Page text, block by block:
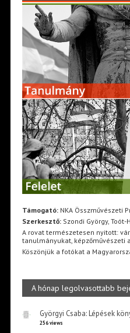
Támogató:NKA Összművészeti
Szerkesztő:Szondi György, Toót-
A rovat természetesen nyitott:
tanulmányukat, képzőművészeti
Köszönjük a fotókat a
A hónap legolvasottabb
Györgyi Csaba: Lépések
256 views